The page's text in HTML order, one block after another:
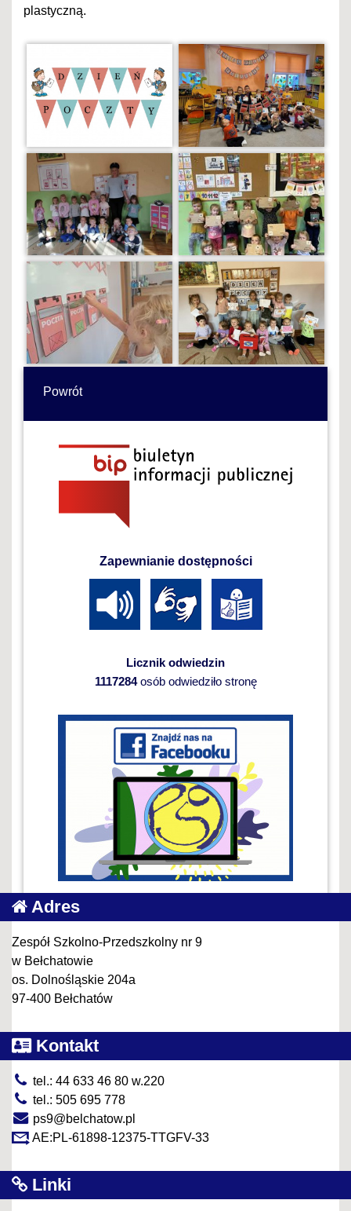
plastyczną.
Powrót
Zapewnianie dostępności
Licznik odwiedzin
1117284osób odwiedziło stronę
Adres
Zespół Szkolno-Przedszkolny nr 9
w Bełchatowie
os. Dolnośląskie 204a
97-400 Bełchatów
Kontakt
tel.: 44 633 46 80 w.220
tel.: 505 695 778
ps9@belchatow.pl
AE:PL-61898-12375-TTGFV-33
Linki